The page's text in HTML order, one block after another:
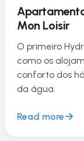
Mon Loisir
O primeiro
como os
conforto dos
da água.
Read more